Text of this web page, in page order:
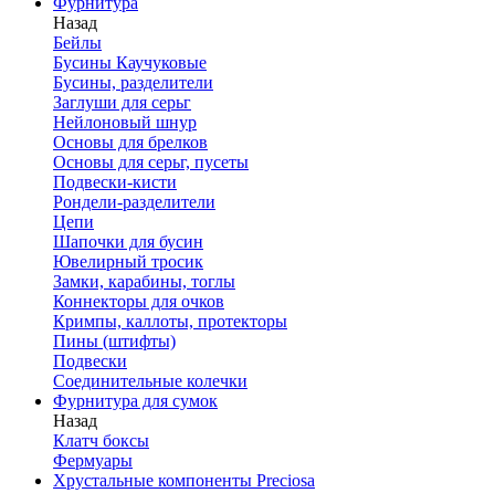
Назад
Бейлы
Бусины Каучуковые
Бусины, разделители
Заглуши для серьг
Нейлоновый шнур
Основы для брелков
Основы для серьг, пусеты
Подвески-кисти
Рондели-разделители
Цепи
Шапочки для бусин
Ювелирный тросик
Замки, карабины, тоглы
Коннекторы для очков
Кримпы, каллоты, протекторы
Пины (штифты)
Подвески
Соединительные колечки
Фурнитура для сумок
Назад
Клатч боксы
Фермуары
Хрустальные компоненты Preciosa